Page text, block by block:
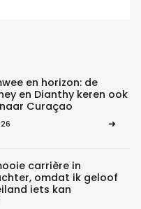
en horizon: de
en Dianthy keren ook
Curaçao
carrière in
omdat ik geloof
iets kan